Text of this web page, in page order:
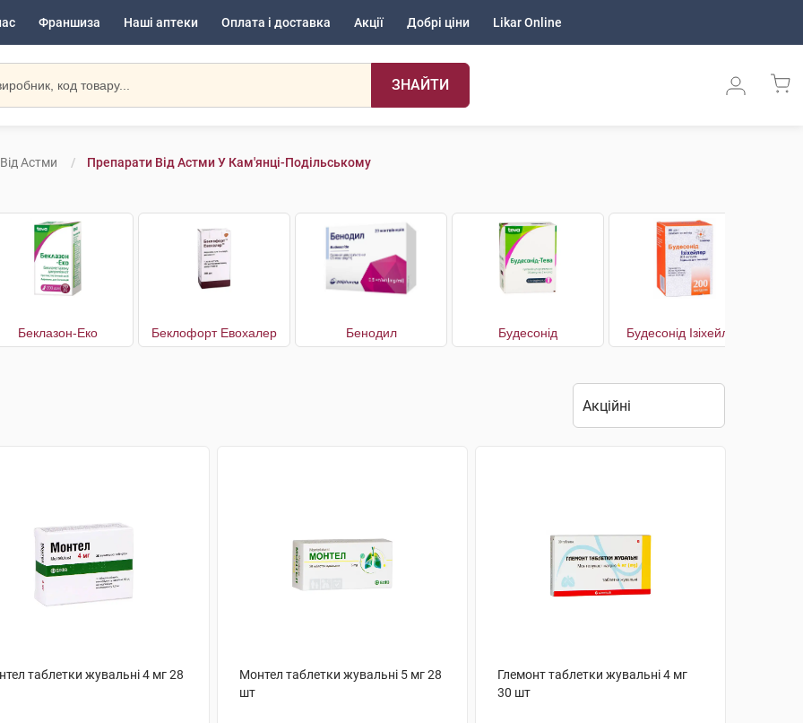
Франшиза Наші аптеки Оплата і доставка Акції Добрі ціни Likar Online
ЗНАЙТИ
Астми Препарати Від Астми У Кам'янці-Подільському
Беклазон-Еко Беклофорт Евохалер Бенодил Будесонід Будесонід Ізіхейлер
таблетки жувальні 4 мг 28
Монтел таблетки жувальні 5 мг 28
шт
Глемонт таблетки жувальні 4 мг
30 шт